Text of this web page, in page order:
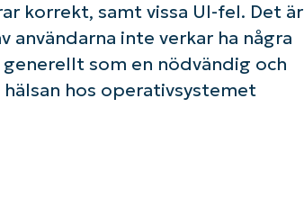
korrekt, samt vissa UI-fel. Det är
inte verkar ha några
som en nödvändig och
hos operativsystemet
Company
name*